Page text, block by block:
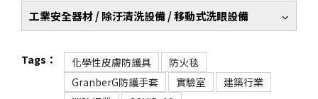
工業安全器材 / 除汙清洗設備 / 移動式洗眼設備
Tags： 化學性皮膚防護具
防火毯
GranberG防護手套
實驗室
建築行業